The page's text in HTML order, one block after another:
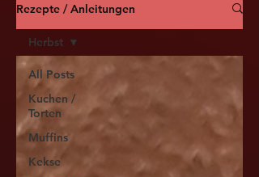
Rezepte / Anleitungen
All Posts
Kuchen /
Torten
Muffins
Kekse
Herbst